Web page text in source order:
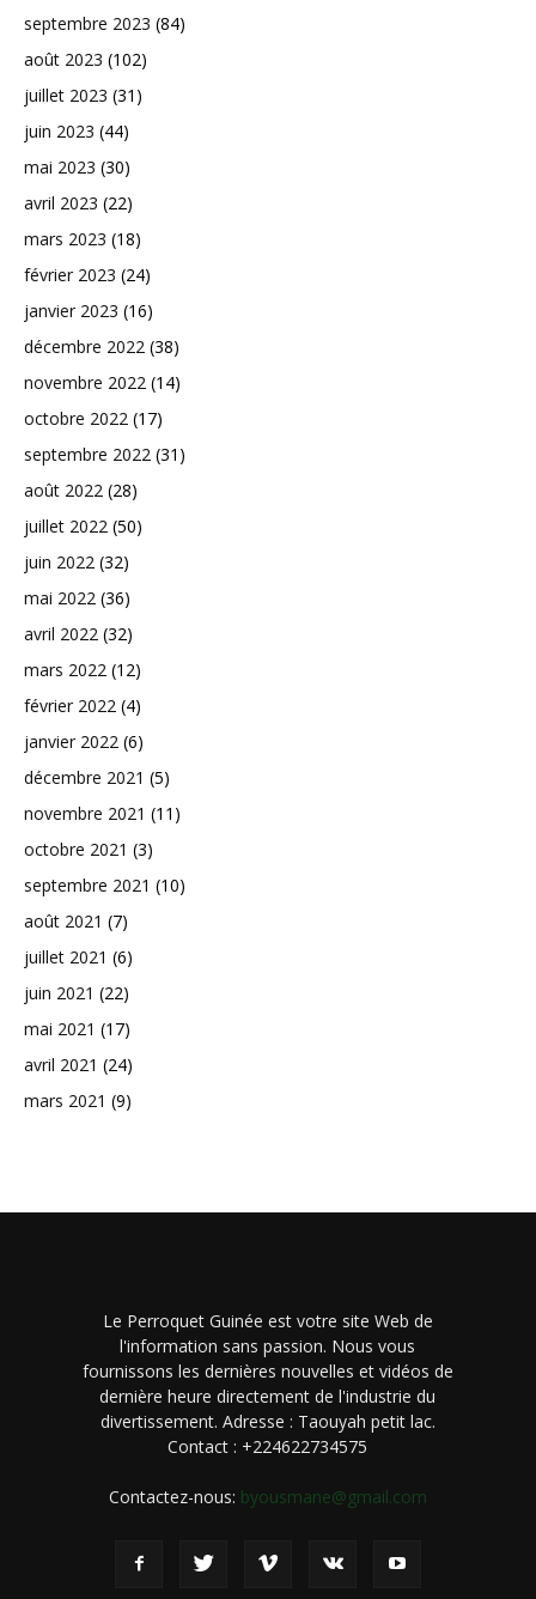
septembre 2023 (84)
août 2023 (102)
juillet 2023 (31)
juin 2023 (44)
mai 2023 (30)
avril 2023 (22)
mars 2023 (18)
février 2023 (24)
janvier 2023 (16)
décembre 2022 (38)
novembre 2022 (14)
octobre 2022 (17)
septembre 2022 (31)
août 2022 (28)
juillet 2022 (50)
juin 2022 (32)
mai 2022 (36)
avril 2022 (32)
mars 2022 (12)
février 2022 (4)
janvier 2022 (6)
décembre 2021 (5)
novembre 2021 (11)
octobre 2021 (3)
septembre 2021 (10)
août 2021 (7)
juillet 2021 (6)
juin 2021 (22)
mai 2021 (17)
avril 2021 (24)
mars 2021 (9)
Le Perroquet Guinée est votre site Web de
l'information sans passion. Nous vous
fournissons les dernières nouvelles et vidéos de
dernière heure directement de l'industrie du
divertissement. Adresse : Taouyah petit lac.
Contact : +224622734575
Contactez-nous: byousmane@gmail.com